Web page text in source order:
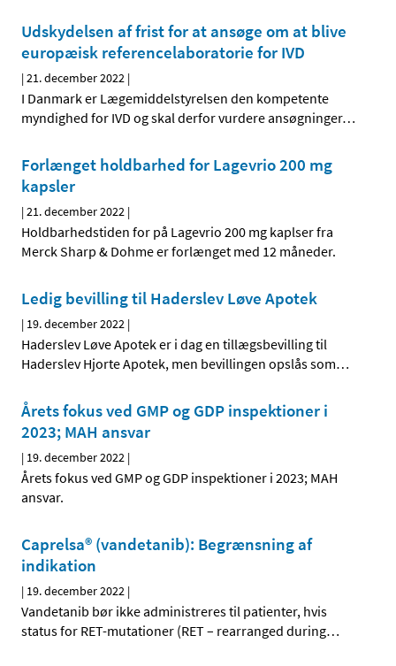
Udskydelsen af frist for at ansøge om at blive
europæisk referencelaboratorie for IVD
|21. december 2022 |
I Danmark er Lægemiddelstyrelsen den kompetente
myndighed for IVD og skal derfor vurdere ansøgninger…
Forlænget holdbarhed for Lagevrio 200 mg
kapsler
|21. december 2022 |
Holdbarhedstiden for på Lagevrio 200 mg kaplser fra
Merck Sharp & Dohme er forlænget med 12 måneder.
Ledig bevilling til Haderslev Løve Apotek
| 19. december 2022 |
Haderslev Løve Apotek er i dag en tillægsbevilling til
Haderslev Hjorte Apotek, men bevillingen opslås som…
Årets fokus ved GMP og GDP inspektioner i
2023; MAH ansvar
| 19. december 2022 |
Årets fokus ved GMP og GDP inspektioner i 2023; MAH
ansvar.
Caprelsa® (vandetanib): Begrænsning af
indikation
| 19. december 2022 |
Vandetanib bør ikke administreres til patienter, hvis
status for RET-mutationer (RET – rearranged during…